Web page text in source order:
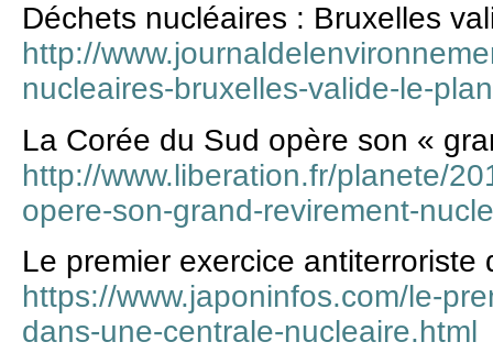
Déchets nucléaires : Bruxelles
http://
nucleaires-bruxelles-valide-le-
La Corée du Sud opère son «
http://www.liberation.fr/planete/
opere-son-grand-revirement-
Le premier exercice
https://www.japoninfos.com/le-
dans-une-centrale-nucleaire.html